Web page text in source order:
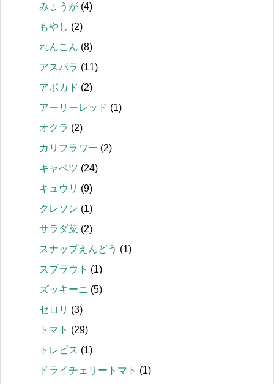
みょうが (4)
もやし (2)
れんこん (8)
アスパラ (11)
アボカド (2)
アーリーレッド (1)
オクラ (2)
カリフラワー (2)
キャベツ (24)
キュウリ (9)
クレソン (1)
サラダ菜 (2)
スナップえんどう (1)
スプラウト (1)
ズッキーニ (5)
セロリ (3)
トマト (29)
トレビス (1)
ドライチェリートマト (1)